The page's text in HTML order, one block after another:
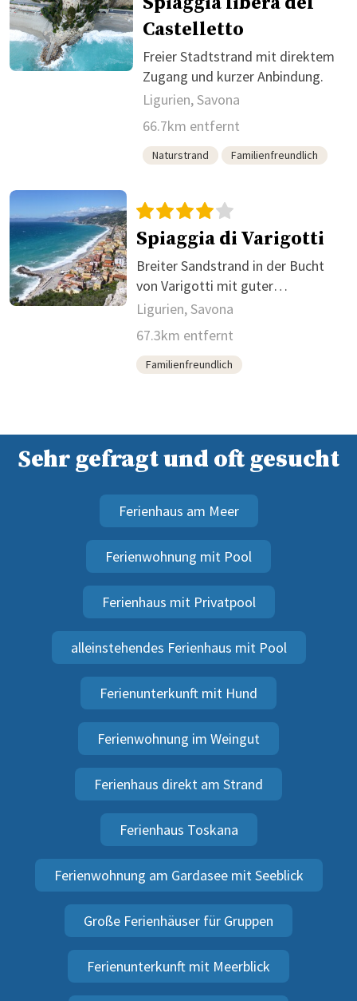
Castelletto
Freier Stadtstrand mit direktem
Zugang und kurzer Anbindung.
Ligurien, Savona
66.7km entfernt
Naturstrand Familienfreundlich
Spiaggia di Varigotti
Breiter Sandstrand in der Bucht
von Varigotti mit guter
Infrastruktur.
Ligurien, Savona
67.3km entfernt
Familienfreundlich
Sehr gefragt und oft gesucht
Ferienhaus am Meer
Ferienwohnung mit Pool
Ferienhaus mit Privatpool
alleinstehendes Ferienhaus mit Pool
Ferienunterkunft mit Hund
Ferienwohnung im Weingut
Ferienhaus direkt am Strand
Ferienhaus Toskana
Ferienwohnung am Gardasee mit Seeblick
Große Ferienhäuser für Gruppen
Ferienunterkunft mit Meerblick